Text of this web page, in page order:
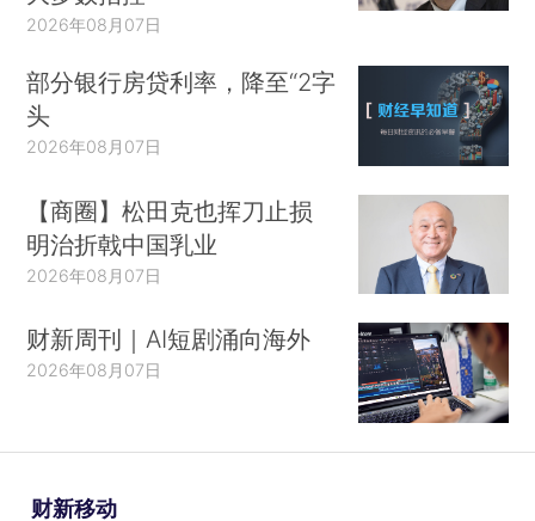
2026年08月07日
部分银行房贷利率，降至“2字
头
2026年08月07日
【商圈】松田克也挥刀止损
明治折戟中国乳业
2026年08月07日
财新周刊｜AI短剧涌向海外
2026年08月07日
财新移动